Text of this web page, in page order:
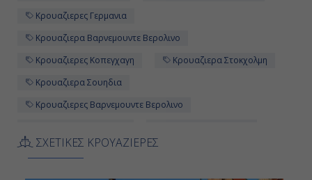
Κρουαζιερες Γερμανια
Κρουαζιερα Βαρνεμουντε Βερολινο
Κρουαζιερες Κοπεγχαγη
Κρουαζιερα Στοκχολμη
Κρουαζιερα Σουηδια
Κρουαζιερες Βαρνεμουντε Βερολινο
Κρουαζιερες Στοκχολμη
ΣΧΕΤΙΚΕΣ ΚΡΟΥΑΖΙΕΡΕΣ